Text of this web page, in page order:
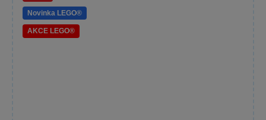
Novinka LEGO®
AKCE LEGO®